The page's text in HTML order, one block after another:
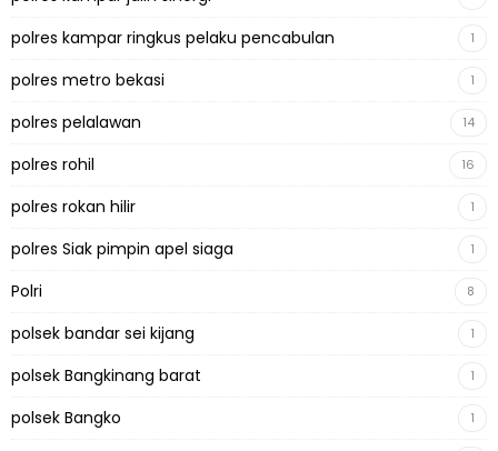
polres kampar ringkus pelaku pencabulan 1
polres metro bekasi 1
polres pelalawan 14
polres rohil 16
polres rokan hilir 1
polres Siak pimpin apel siaga 1
Polri 8
polsek bandar sei kijang 1
polsek Bangkinang barat 1
polsek Bangko 1